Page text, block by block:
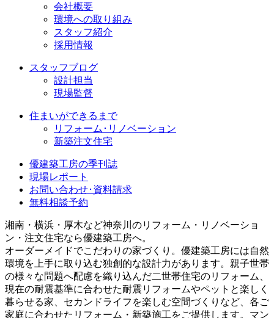
会社概要
環境への取り組み
スタッフ紹介
採用情報
スタッフブログ
設計担当
現場監督
住まいができるまで
リフォーム･リノベーション
新築注文住宅
優建築工房の季刊誌
現場レポート
お問い合わせ･資料請求
無料相談予約
湘南・横浜・厚木など神奈川のリフォーム・リノベーショ
ン・注文住宅なら優建築工房へ。
オーダーメイドでこだわりの家づくり。優建築工房には自然
環境を上手に取り込む独創的な設計力があります。親子世帯
の様々な問題へ配慮を織り込んだ二世帯住宅のリフォーム、
現在の耐震基準に合わせた耐震リフォームやペットと楽しく
暮らせる家、セカンドライフを楽しむ空間づくりなど、各ご
家庭に合わせたリフォーム・新築施工をご提供します。マン